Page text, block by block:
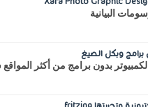
البيانية
بدون برامج من أكثر